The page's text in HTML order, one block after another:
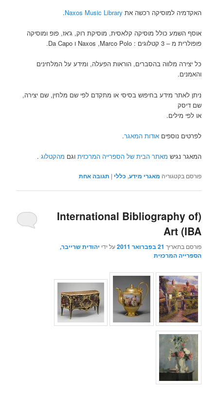
האקדמיה למוסיקה רכשה את Naxos Music Library
.
אוסף השמע כולל מוסיקה קלאסית, מוסיקת רוק, ג'אז, פופ ומוסיקה
פופולרית מ – 3 קטלוגים : Naxos ,Marco Polo ו Da Capo.
כל יצירה מלווה בהסברים, הוראות הפעלה, ומידע על המלחינים
והאמנים.
ניתן לאתר מידע בחיפוש בסיסי או מתקדם לפי שם מלחין, שם יצירה,
שם דיסק
או לפי מילים.
לפרטים נוספיםאודות המאגר.
המאגר נגיש מאתר הבית של הספרייה המרכזיתוגם מהקטלוג .
פורסם בקטגוריה מאגרי מידע, כללי | תגובהאחת
(International Bibliography of
Art (IBA
פורסם בתאריך 21 בפברואר 2011 על ידי יהודית שרייבר,
הספרייה המרכזית